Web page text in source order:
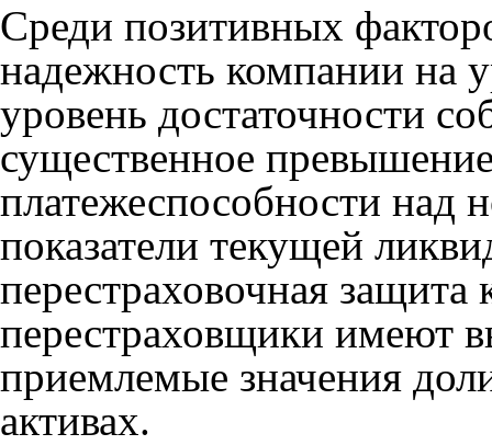
Среди позитивных
надежность компании на
уровень достаточности
существенное
платежеспособности над
показатели текущей
перестраховочная защита
перестраховщики имеют
приемлемые значения
активах.